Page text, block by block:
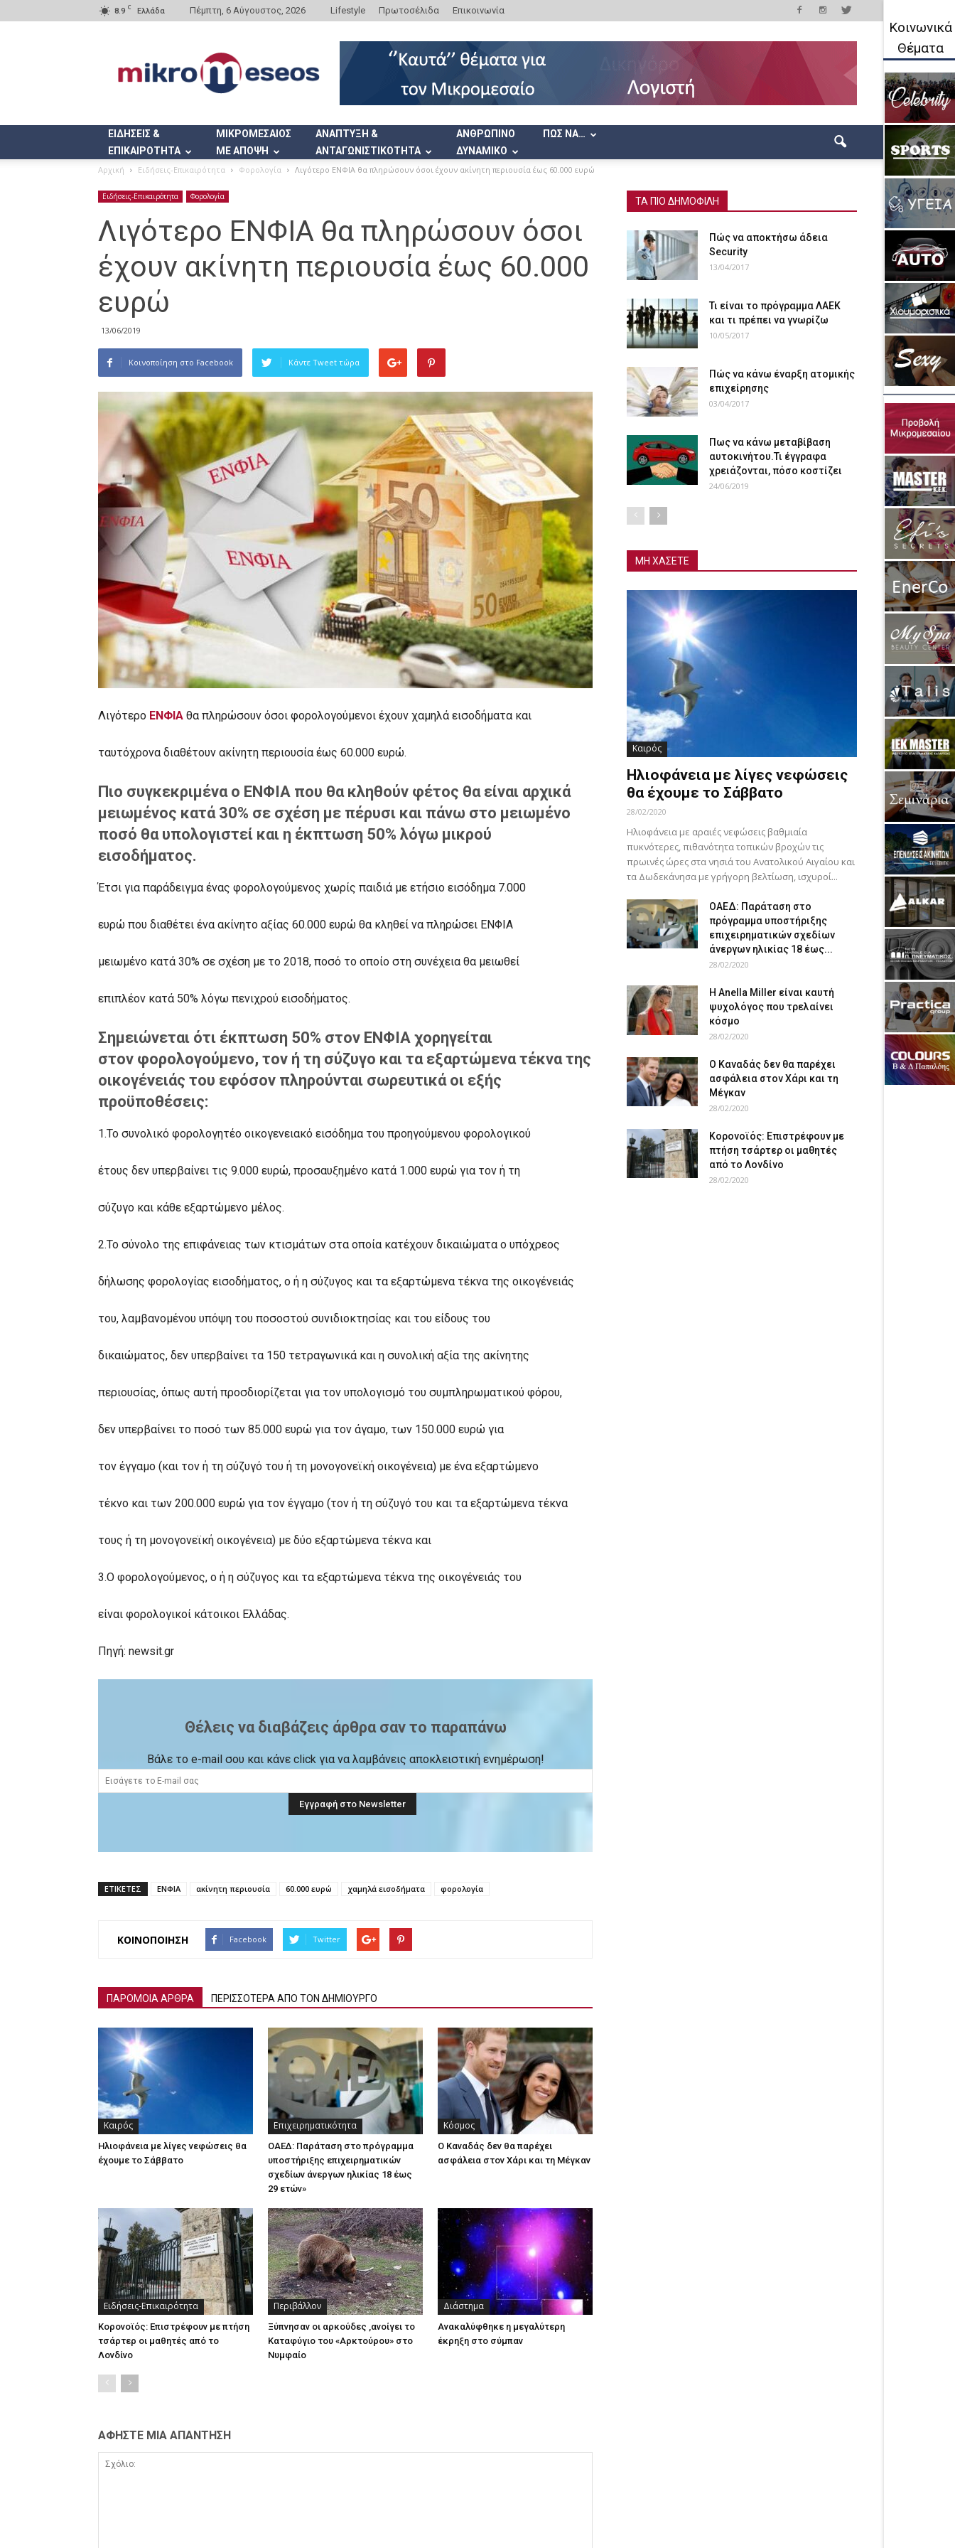
8.9 C Ελλάδα Πέμπτη, 6 Αύγουστος, 2026 Lifestyle Πρωτοσέλιδα Επικοινωνία
ΕΙΔΗΣΕΙΣ &
ΕΠΙΚΑΙΡΟΤΗΤΑ
ΜΙΚΡΟΜΕΣΑΙΟΣ
ΜΕ ΑΠΟΨΗ
ΑΝΑΠΤΥΞΗ &
ΑΝΤΑΓΩΝΙΣΤΙΚΟΤΗΤΑ
ΑΝΘΡΩΠΙΝΟ
ΔΥΝΑΜΙΚΟ
ΠΩΣ ΝΑ…
Αρχική Ειδήσεις-Επικαιρότητα Φορολογία Λιγότερο ΕΝΦΙΑ θα πληρώσουν όσοι έχουν ακίνητη περιουσία έως 60.000 ευρώ
Ειδήσεις-Επικαιρότητα Φορολογία
Λιγότερο ΕΝΦΙΑ θα πληρώσουν όσοι
έχουν ακίνητη περιουσία έως 60.000
ευρώ
13/06/2019
Κοινοποίηση στο Facebook Κάντε Tweet τώρα
Λιγότερο ΕΝΦΙΑ θα πληρώσουν όσοι φορολογούμενοι έχουν χαμηλά εισοδήματα και
ταυτόχρονα διαθέτουν ακίνητη περιουσία έως 60.000 ευρώ.
Πιο συγκεκριμένα ο ΕΝΦΙΑ που θα κληθούν φέτος θα είναι αρχικά
μειωμένος κατά 30% σε σχέση με πέρυσι και πάνω στο μειωμένο
ποσό θα υπολογιστεί και η έκπτωση 50% λόγω μικρού
εισοδήματος.
Έτσι για παράδειγμα ένας φορολογούμενος χωρίς παιδιά με ετήσιο εισόδημα 7.000
ευρώ που διαθέτει ένα ακίνητο αξίας 60.000 ευρώ θα κληθεί να πληρώσει ΕΝΦΙΑ
μειωμένο κατά 30% σε σχέση με το 2018, ποσό το οποίο στη συνέχεια θα μειωθεί
επιπλέον κατά 50% λόγω πενιχρού εισοδήματος.
Σημειώνεται ότι έκπτωση 50% στον ΕΝΦΙΑ χορηγείται
στον φορολογούμενο, τον ή τη σύζυγο και τα εξαρτώμενα τέκνα της
οικογένειάς του εφόσον πληρούνται σωρευτικά οι εξής
προϋποθέσεις:
1.Το συνολικό φορολογητέο οικογενειακό εισόδημα του προηγούμενου φορολογικού
έτους δεν υπερβαίνει τις 9.000 ευρώ, προσαυξημένο κατά 1.000 ευρώ για τον ή τη
σύζυγο και κάθε εξαρτώμενο μέλος.
2.Το σύνολο της επιφάνειας των κτισμάτων στα οποία κατέχουν δικαιώματα ο υπόχρεος
δήλωσης φορολογίας εισοδήματος, ο ή η σύζυγος και τα εξαρτώμενα τέκνα της οικογένειάς
του, λαμβανομένου υπόψη του ποσοστού συνιδιοκτησίας και του είδους του
δικαιώματος, δεν υπερβαίνει τα 150 τετραγωνικά και η συνολική αξία της ακίνητης
περιουσίας, όπως αυτή προσδιορίζεται για τον υπολογισμό του συμπληρωματικού φόρου,
δεν υπερβαίνει το ποσό των 85.000 ευρώ για τον άγαμο, των 150.000 ευρώ για
τον έγγαμο (και τον ή τη σύζυγό του ή τη μονογονεϊκή οικογένεια) με ένα εξαρτώμενο
τέκνο και των 200.000 ευρώ για τον έγγαμο (τον ή τη σύζυγό του και τα εξαρτώμενα τέκνα
τους ή τη μονογονεϊκή οικογένεια) με δύο εξαρτώμενα τέκνα και
3.Ο φορολογούμενος, ο ή η σύζυγος και τα εξαρτώμενα τέκνα της οικογένειάς του
είναι φορολογικοί κάτοικοι Ελλάδας.
Πηγή: newsit.gr
Θέλεις να διαβάζεις άρθρα σαν το παραπάνω
Βάλε το e-mail σου και κάνε click για να λαμβάνεις αποκλειστική ενημέρωση!
ΕΤΙΚΕΤΕΣ ΕΝΦΙΑ ακίνητη περιουσία 60.000 ευρώ χαμηλά εισοδήματα φορολογία
ΚΟΙΝΟΠΟΙΗΣΗ Facebook Twitter
ΠΑΡΟΜΟΙΑ ΑΡΘΡΑ ΠΕΡΙΣΣΟΤΕΡΑ ΑΠΟ ΤΟΝ ΔΗΜΙΟΥΡΓΟ
Καιρός
Ηλιοφάνεια με λίγες νεφώσεις θα
έχουμε το Σάββατο
Επιχειρηματικότητα
ΟΑΕΔ: Παράταση στο πρόγραμμα
υποστήριξης επιχειρηματικών
σχεδίων άνεργων ηλικίας 18 έως
29 ετών»
Κόσμος
Ο Καναδάς δεν θα παρέχει
ασφάλεια στον Χάρι και τη Μέγκαν
Ειδήσεις-Επικαιρότητα
Κορονοϊός: Επιστρέφουν με πτήση
τσάρτερ οι μαθητές από το
Λονδίνο
Περιβάλλον
Ξύπνησαν οι αρκούδες ,ανοίγει το
Καταφύγιο του «Αρκτούρου» στο
Νυμφαίο
Διάστημα
Ανακαλύφθηκε η μεγαλύτερη
έκρηξη στο σύμπαν
ΑΦΗΣΤΕ ΜΙΑ ΑΠΑΝΤΗΣΗ
ΤΑ ΠΙΟ ΔΗΜΟΦΙΛΗ
Πώς να αποκτήσω άδεια
Security
13/04/2017
Τι είναι το πρόγραμμα ΛΑΕΚ
και τι πρέπει να γνωρίζω
10/05/2017
Πώς να κάνω έναρξη ατομικής
επιχείρησης
03/04/2017
Πως να κάνω μεταβίβαση
αυτοκινήτου.Τι έγγραφα
χρειάζονται, πόσο κοστίζει
24/06/2019
ΜΗ ΧΑΣΕΤΕ
Καιρός
Ηλιοφάνεια με λίγες νεφώσεις
θα έχουμε το Σάββατο
28/02/2020
Ηλιοφάνεια με αραιές νεφώσεις βαθμιαία
πυκνότερες, πιθανότητα τοπικών βροχών τις
πρωινές ώρες στα νησιά του Ανατολικού Αιγαίου και
τα Δωδεκάνησα με γρήγορη βελτίωση, ισχυροί...
ΟΑΕΔ: Παράταση στο
πρόγραμμα υποστήριξης
επιχειρηματικών σχεδίων
άνεργων ηλικίας 18 έως...
28/02/2020
Η Anella Miller είναι καυτή
ψυχολόγος που τρελαίνει
κόσμο
28/02/2020
Ο Καναδάς δεν θα παρέχει
ασφάλεια στον Χάρι και τη
Μέγκαν
28/02/2020
Κορονοϊός: Επιστρέφουν με
πτήση τσάρτερ οι μαθητές
από το Λονδίνο
28/02/2020
Κοινωνικά
Θέματα